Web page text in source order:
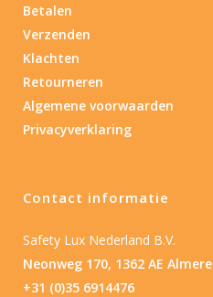
Betalen
Verzenden
Klachten
Retourneren
Algemene voorwaarden
Privacyverklaring
Contact informatie
Safety Lux Nederland B.V.
Neonweg 170, 1362 AE Almere
+31 (0)35 6914476